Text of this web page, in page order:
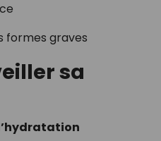
formes graves
sa